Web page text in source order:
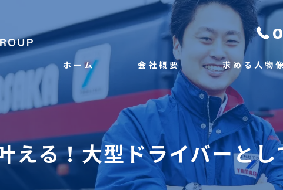
ホーム 会社概要
代表挨拶
ビジョン
事業案内
求める人物像
える！大型ドライバーと